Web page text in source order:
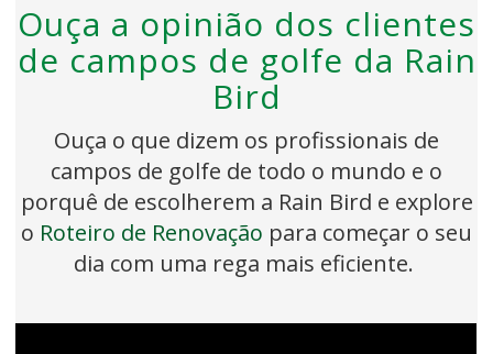
Ouça a opinião dos clientes
de campos de golfe da Rain
Bird
Ouça o que dizem os profissionais de
campos de golfe de todo o mundo e o
porquê de escolherem a Rain Bird e explore
o Roteiro de Renovação para começar o seu
dia com uma rega mais eficiente.